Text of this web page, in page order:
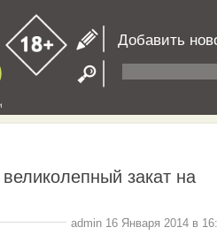
Добавить
закат на
admin 16 Января 2014 в